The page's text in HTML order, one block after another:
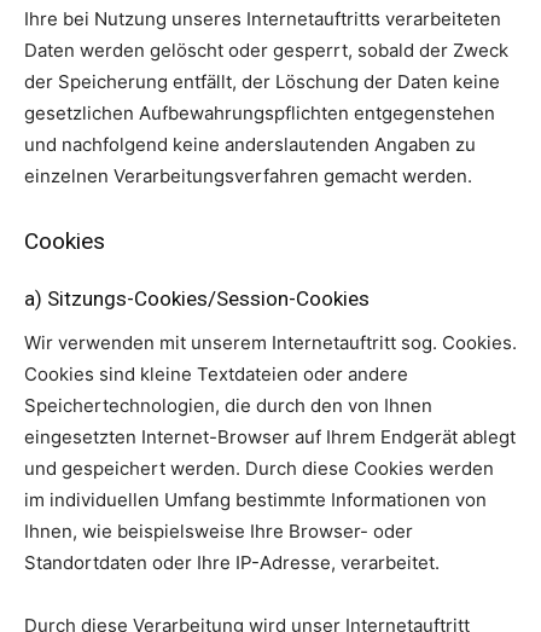
Ihre bei Nutzung unseres Internetauftritts verarbeiteten
Daten werden gelöscht oder gesperrt, sobald der Zweck
der Speicherung entfällt, der Löschung der Daten keine
gesetzlichen Aufbewahrungspflichten entgegenstehen
und nachfolgend keine anderslautenden Angaben zu
einzelnen Verarbeitungsverfahren gemacht werden.
Cookies
a) Sitzungs-Cookies/Session-Cookies
Wir verwenden mit unserem Internetauftritt sog. Cookies.
Cookies sind kleine Textdateien oder andere
Speichertechnologien, die durch den von Ihnen
eingesetzten Internet-Browser auf Ihrem Endgerät ablegt
und gespeichert werden. Durch diese Cookies werden
im individuellen Umfang bestimmte Informationen von
Ihnen, wie beispielsweise Ihre Browser- oder
Standortdaten oder Ihre IP-Adresse, verarbeitet.
Durch diese Verarbeitung wird unser Internetauftritt